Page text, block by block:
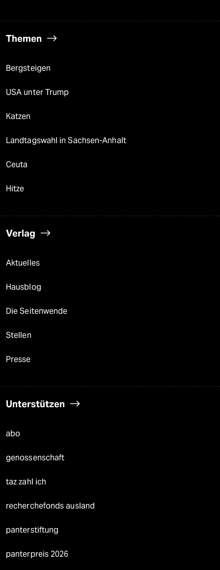
Themen
Bergsteigen
USA unter Trump
Katzen
Landtagswahl in Sachsen-Anhalt
Ceuta
Hitze
Verlag
Aktuelles
Hausblog
Die Seitenwende
Stellen
Presse
Unterstützen
abo
genossenschaft
taz zahl ich
recherchefonds ausland
panterstiftung
panterpreis 2026